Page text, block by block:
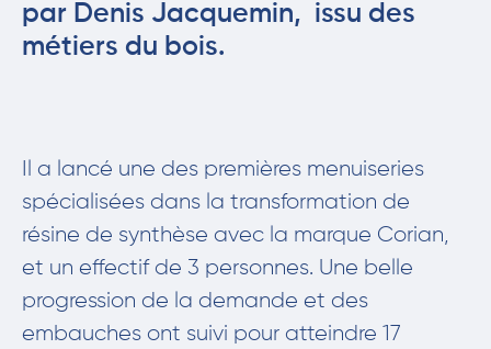
par Denis Jacquemin, issu des
métiers du bois.
Il a lancé une des premières menuiseries
spécialisées dans la transformation de
résine de synthèse avec la marque Corian,
et un effectif de 3 personnes. Une belle
progression de la demande et des
embauches ont suivi pour atteindre 17